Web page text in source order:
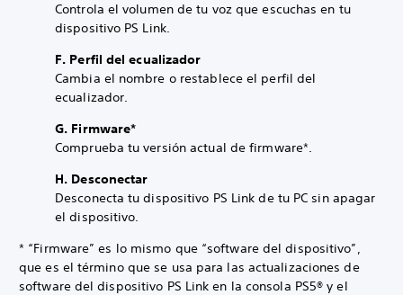
Controla el volumen de tu voz que escuchas en tu
dispositivo PS Link.
F. Perfil del ecualizador
Cambia el nombre o restablece el perfil del
ecualizador.
G. Firmware*
Comprueba tu versión actual de firmware*.
H. Desconectar
Desconecta tu dispositivo PS Link de tu PC sin apagar
el dispositivo.
* “Firmware” es lo mismo que “software del dispositivo”,
que es el término que se usa para las actualizaciones de
software del dispositivo PS Link en la consola PS5® y el